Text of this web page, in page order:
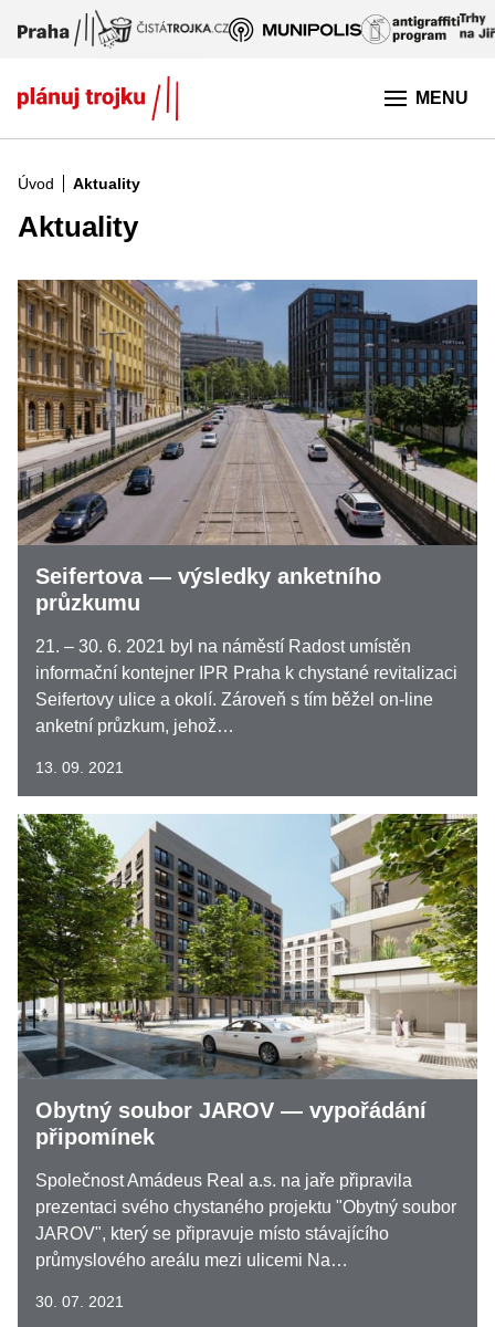
Přeskočit na hlavní obsah
MENU
Úvod Aktuality
Aktuality
Seifertova — výsledky anketního
průzkumu
21. – 30. 6. 2021 byl na náměstí Radost umístěn
informační kontejner IPR Praha k chystané revitalizaci
Seifertovy ulice a okolí. Zároveň s tím běžel on-line
anketní průzkum, jehož…
13. 09. 2021
Obytný soubor JAROV — vypořádání
připomínek
Společnost Amádeus Real a.s. na jaře připravila
prezentaci svého chystaného projektu "Obytný soubor
JAROV", který se připravuje místo stávajícího
průmyslového areálu mezi ulicemi Na…
30. 07. 2021